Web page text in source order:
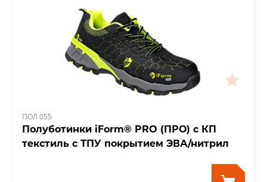
ПОЛ 055
Полуботинки iForm® PRO (ПРО) с КП
текстиль с ТПУ покрытием ЭВА/нитрил